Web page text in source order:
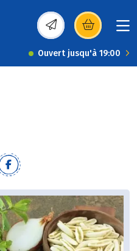
(s’ouvre dans une
Ouvert jusqu'à 19:00